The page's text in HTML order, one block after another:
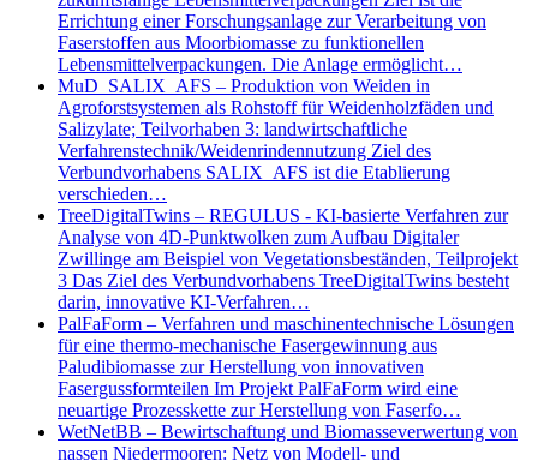
Errichtung einer Forschungsanlage zur Verarbeitung von
Faserstoffen aus Moorbiomasse zu funktionellen
Lebensmittelverpackungen. Die Anlage ermöglicht…
MuD_SALIX_AFS – Produktion von Weiden in
Agroforstsystemen als Rohstoff für Weidenholzfäden und
Salizylate; Teilvorhaben 3: landwirtschaftliche
Verfahrenstechnik/Weidenrindennutzung Ziel des
Verbundvorhabens SALIX_AFS ist die Etablierung
verschieden…
TreeDigitalTwins – REGULUS - KI-basierte Verfahren zur
Analyse von 4D-Punktwolken zum Aufbau Digitaler
Zwillinge am Beispiel von Vegetationsbeständen, Teilprojekt
3 Das Ziel des Verbundvorhabens TreeDigitalTwins besteht
darin, innovative KI-Verfahren…
PalFaForm – Verfahren und maschinentechnische Lösungen
für eine thermo-mechanische Fasergewinnung aus
Paludibiomasse zur Herstellung von innovativen
Fasergussformteilen Im Projekt PalFaForm wird eine
neuartige Prozesskette zur Herstellung von Faserfo…
WetNetBB – Bewirtschaftung und Biomasseverwertung von
nassen Niedermooren: Netz von Modell- und